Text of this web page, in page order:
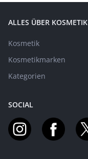
ALLES ÜBER KOSMETIK
Kosmetik
Kosmetikmarken
Kategorien
SOCIAL